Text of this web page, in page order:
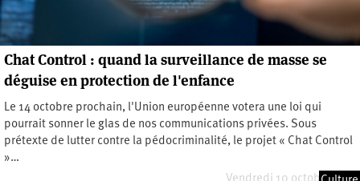
Chat Control : quand la surveillance de masse se
déguise en protection de l'enfance
Le 14 octobre prochain, l'Union européenne votera une loi qui
pourrait sonner le glas de nos communications privées. Sous
prétexte de lutter contre la pédocriminalité, le projet « Chat Control
»…